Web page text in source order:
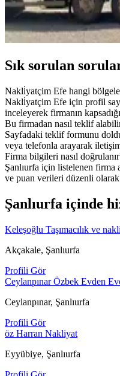
Sık sorulan
Nakli̇yatçim Efe hangi
Nakli̇yatçim Efe için profil
inceleyerek firmanın
Bu firmadan nasıl teklif
Sayfadaki teklif formunu
veya telefonla arayarak
Firma bilgileri nasıl
Şanlıurfa için listelenen
ve puan verileri düzenli
Şanlıurfa içinde
Keleşoğlu Taşımacılık ve
Akçakale, Şanlıurfa
Profili Gör
Ceylanpınar Özbek Evden
Ceylanpınar, Şanlıurfa
Profili Gör
öz Harran Nakliyat
Eyyübiye, Şanlıurfa